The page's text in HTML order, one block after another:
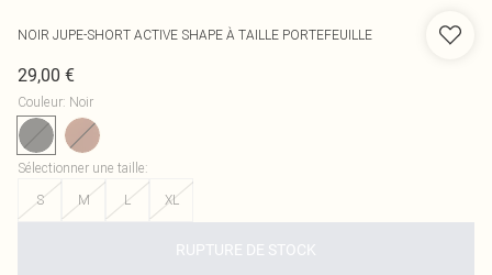
NOIR JUPE-SHORT ACTIVE SHAPE À TAILLE PORTEFEUILLE
29,00 €
Couleur: Noir
Sélectionner une taille:
S
M L XL
RUPTURE DE STOCK